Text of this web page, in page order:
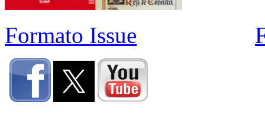
Formato Issue